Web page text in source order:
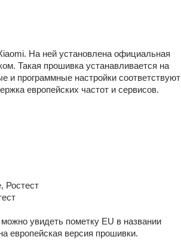
На ней установлена официальная
Такая прошивка устанавливается на
и программные настройки соответствуют
европейских частот и сервисов.
Ростест
увидеть пометку EU в названии
европейская версия прошивки.